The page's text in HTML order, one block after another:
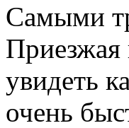
Самыми
Приезжая
увидеть
очень